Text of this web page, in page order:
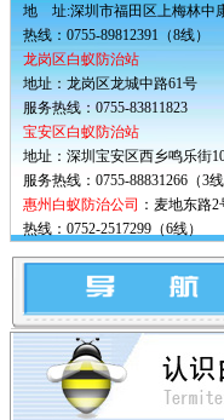
地 址:深圳市福田区上梅林中
热线：0755-89812391（8线）
龙岗区白蚁防治站
地址：龙岗区龙城中路61号
服务热线：0755-83811823
宝安区白蚁防治站
地址：深圳宝安区西乡鸣乐街
服务热线：0755-88831266（3线
惠州白蚁防治公司 ：麦地东路
热线：0752-2517299（6线）